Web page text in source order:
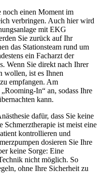
noch einen Moment im
verbringen. Auch hier wird
mit EKG
Sie zurück auf Ihr
das Stationsteam rund um
ein Facharzt der
Wenn Sie direkt nach Ihrer
wollen, ist es Ihnen
empfangen. Am
In“ an, sodass Ihre
kann.
dafür, dass Sie keine
Schmerztherapie ist meist eine
kontrollieren und
dosieren Sie Ihre
keine Sorge: Eine
nicht möglich. So
ohne Ihre Sicherheit zu